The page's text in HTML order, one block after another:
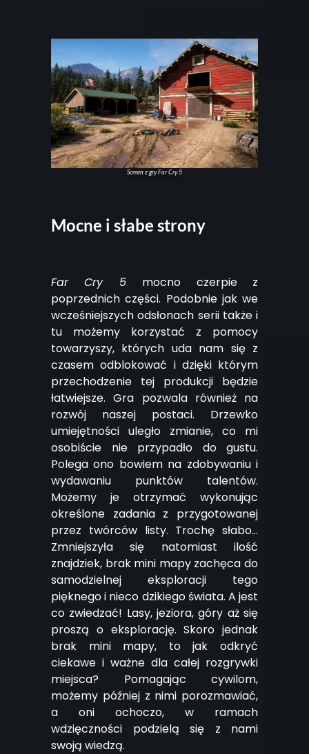
Screen z gry Far Cry 5
Mocne i słabe strony
Far Cry 5 mocno czerpie z
poprzednich części. Podobnie jak we
wcześniejszych odsłonach serii także i
tu możemy korzystać z pomocy
towarzyszy, których uda nam się z
czasem odblokować i dzięki którym
przechodzenie tej produkcji będzie
łatwiejsze. Gra pozwala również na
rozwój naszej postaci. Drzewko
umiejętności uległo zmianie, co mi
osobiście nie przypadło do gustu.
Polega ono bowiem na zdobywaniu i
wydawaniu punktów talentów.
Możemy je otrzymać wykonując
określone zadania z przygotowanej
przez twórców listy. Trochę słabo…
Zmniejszyła się natomiast ilość
znajdziek, brak mini mapy zachęca do
samodzielnej eksploracji tego
pięknego i nieco dzikiego świata. A jest
co zwiedzać! Lasy, jeziora, góry aż się
proszą o eksplorację. Skoro jednak
brak mini mapy, to jak odkryć
ciekawe i ważne dla całej rozgrywki
miejsca? Pomagając cywilom,
możemy później z nimi porozmawiać,
a oni ochoczo, w ramach
wdzięczności podzielą się z nami
swoją wiedzą.